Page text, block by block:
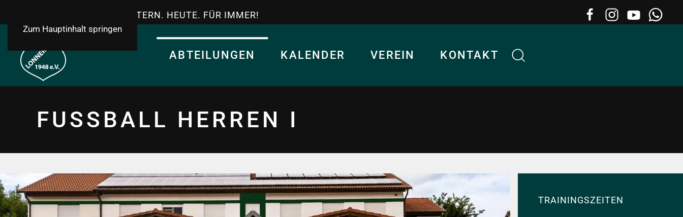
Zum Hauptinhalt springen
TSV LONNERSTADT - GESTERN. HEUTE. FÜR IMMER!
ABTEILUNGEN KALENDER VEREIN KONTAKT
FUSSBALL HERREN I
TRAININGSZEITEN